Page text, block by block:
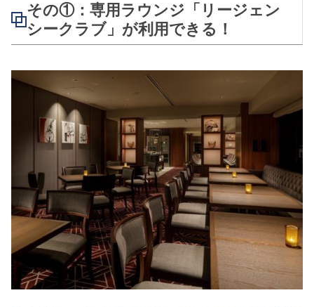
その①：専用ラウンジ「リージェン
シークラブ」が利用できる！